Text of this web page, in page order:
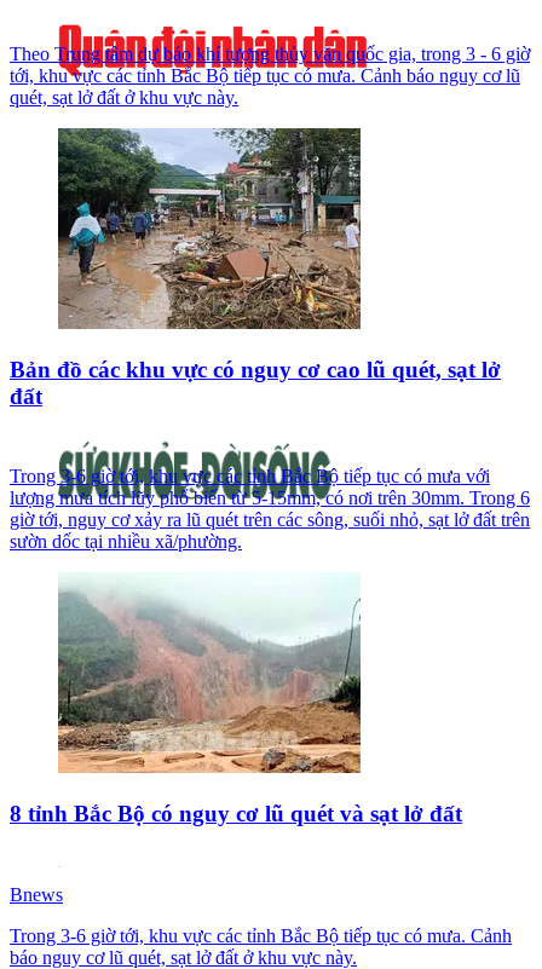
Theo Trung tâm dự báo khí tượng thủy văn quốc gia, trong 3 - 6 giờ
tới, khu vực các tỉnh Bắc Bộ tiếp tục có mưa. Cảnh báo nguy cơ lũ
quét, sạt lở đất ở khu vực này.
Bản đồ các khu vực có nguy cơ cao lũ quét, sạt lở
đất
Trong 3-6 giờ tới, khu vực các tỉnh Bắc Bộ tiếp tục có mưa với
lượng mưa tích lũy phổ biến từ 5-15mm, có nơi trên 30mm. Trong 6
giờ tới, nguy cơ xảy ra lũ quét trên các sông, suối nhỏ, sạt lở đất trên
sườn dốc tại nhiều xã/phường.
8 tỉnh Bắc Bộ có nguy cơ lũ quét và sạt lở đất
Bnews
Trong 3-6 giờ tới, khu vực các tỉnh Bắc Bộ tiếp tục có mưa. Cảnh
báo nguy cơ lũ quét, sạt lở đất ở khu vực này.